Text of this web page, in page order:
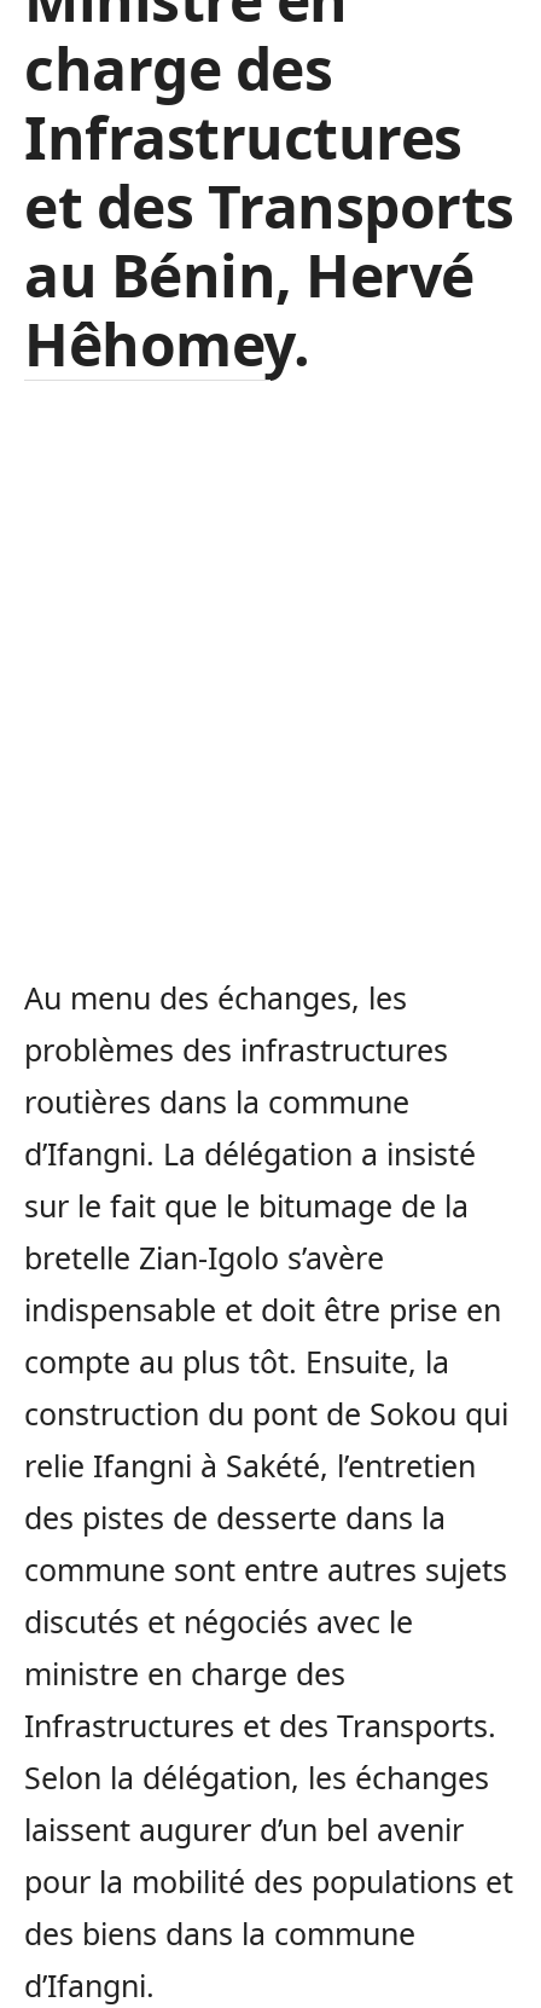
charge des
Infrastructures
et des Transports
au Bénin, Hervé
Hêhomey.
Au menu des échanges, les
problèmes des infrastructures
routières dans la commune
d’Ifangni. La délégation a insisté
sur le fait que le bitumage de la
bretelle Zian-Igolo s’avère
indispensable et doit être prise en
compte au plus tôt. Ensuite, la
construction du pont de Sokou qui
relie Ifangni à Sakété, l’entretien
des pistes de desserte dans la
commune sont entre autres sujets
discutés et négociés avec le
ministre en charge des
Infrastructures et des Transports.
Selon la délégation, les échanges
laissent augurer d’un bel avenir
pour la mobilité des populations et
des biens dans la commune
d’Ifangni.